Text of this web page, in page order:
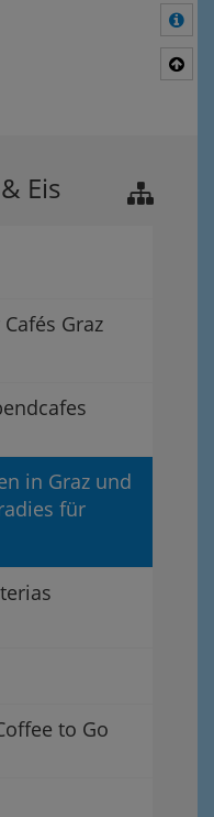
Eis
Graz
in Graz und
für
to Go